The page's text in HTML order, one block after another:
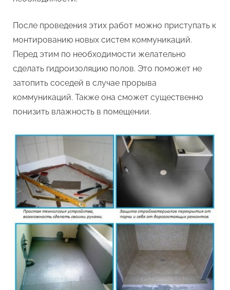
После проведения этих работ можно приступать к
монтированию новых систем коммуникаций.
Перед этим по необходимости желательно
сделать гидроизоляцию полов. Это поможет не
затопить соседей в случае прорыва
коммуникаций. Также она сможет существенно
понизить влажность в помещении.